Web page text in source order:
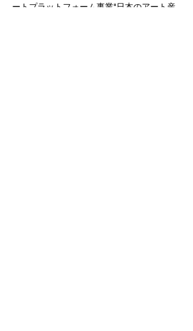
ートプラットフォーム事業"日本のアート産